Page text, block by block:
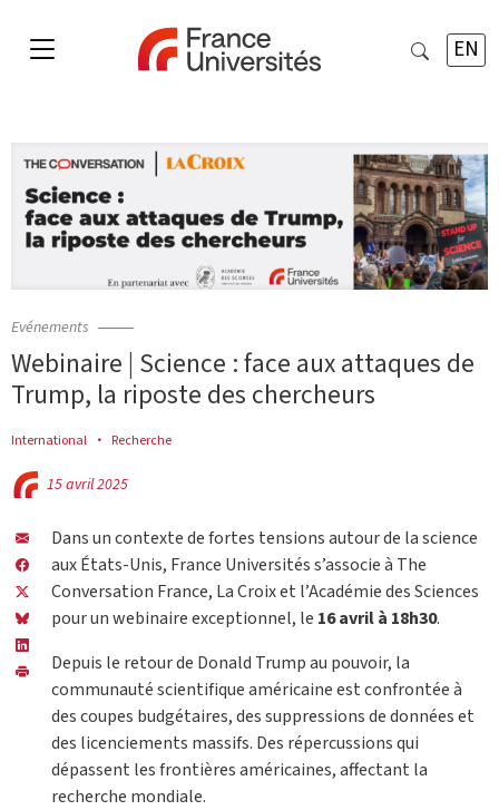
EN
Evénements
Webinaire | Science : face aux attaques de
Trump, la riposte des chercheurs
International Recherche
15 avril 2025
Dans un contexte de fortes tensions autour de la science
aux États-Unis, France Universités s’associe à The
Conversation France, La Croix et l’Académie des Sciences
pour un webinaire exceptionnel, le 16 avril à 18h30.
Depuis le retour de Donald Trump au pouvoir, la
communauté scientifique américaine est confrontée à
des coupes budgétaires, des suppressions de données et
des licenciements massifs. Des répercussions qui
dépassent les frontières américaines, affectant la
recherche mondiale.